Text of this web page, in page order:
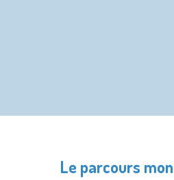
Le parcours